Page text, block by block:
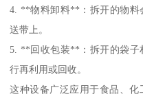
4. **物料卸料**：拆开的物料
送带上。
5. **回收包装**：拆开的袋子
行再利用或回收。
这种设备广泛应用于食品、